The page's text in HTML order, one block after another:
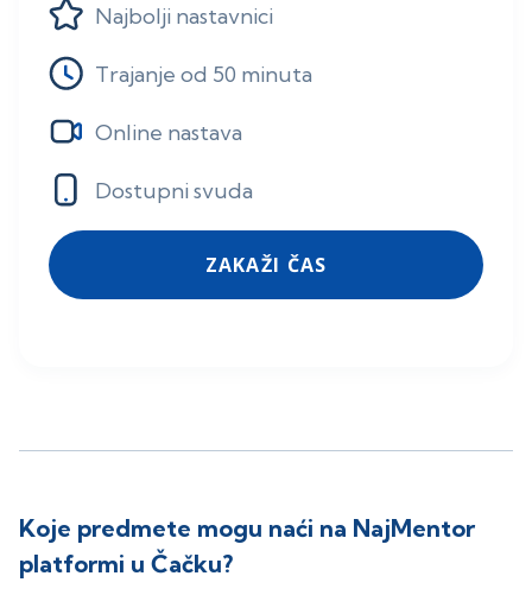
Najbolji nastavnici
Trajanje od 50 minuta
Online nastava
Dostupni svuda
ZAKAŽI ČAS
Koje predmete mogu naći na NajMentor
platformi u Čačku?